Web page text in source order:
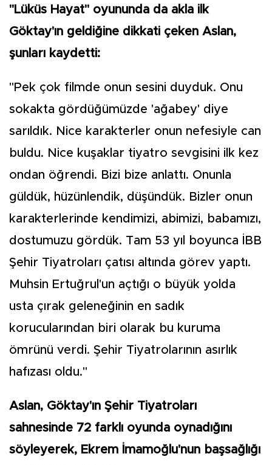
"Lüküs Hayat" oyununda da akla ilk
Göktay'ın geldiğine dikkati çeken Aslan,
şunları kaydetti:
"Pek çok filmde onun sesini duyduk. Onu
sokakta gördüğümüzde 'ağabey' diye
sarıldık. Nice karakterler onun nefesiyle can
buldu. Nice kuşaklar tiyatro sevgisini ilk kez
ondan öğrendi. Bizi bize anlattı. Onunla
güldük, hüzünlendik, düşündük. Bizler onun
karakterlerinde kendimizi, abimizi, babamızı,
dostumuzu gördük. Tam 53 yıl boyunca İBB
Şehir Tiyatroları çatısı altında görev yaptı.
Muhsin Ertuğrul'un açtığı o büyük yolda
usta çırak geleneğinin en sadık
korucularından biri olarak bu kuruma
ömrünü verdi. Şehir Tiyatrolarının asırlık
hafızası oldu."
Aslan, Göktay'ın Şehir Tiyatroları
sahnesinde 72 farklı oyunda oynadığını
söyleyerek, Ekrem İmamoğlu'nun başsağlığı